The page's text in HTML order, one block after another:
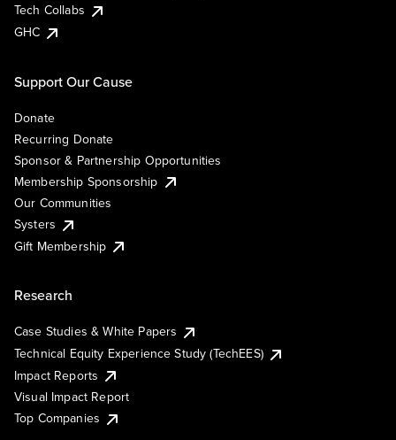
Tech Collabs
GHC
Support Our Cause
Donate
Recurring Donate
Sponsor & Partnership Opportunities
Membership Sponsorship
Our Communities
Systers
Gift Membership
Research
Case Studies & White Papers
Technical Equity Experience Study (TechEES)
Impact Reports
Visual Impact Report
Top Companies